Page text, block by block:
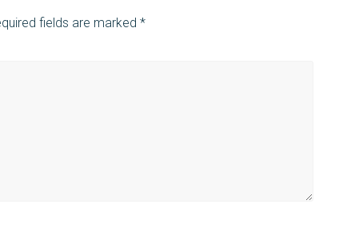
fields are marked *